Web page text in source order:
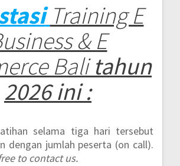
Training E
& E
Balitahun
2026 ini :
selama tiga hari tersebut
dengan jumlah peserta (on call).
to contact us.